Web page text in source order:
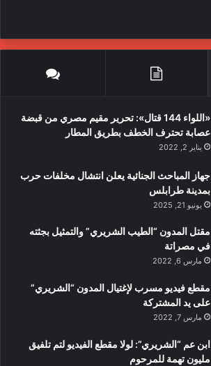
«اللواء 144 قتال»: تحرير مقيم مصري من قبضة
عصابة تحترف الخطف بطريق المطار
يناير 2, 2022
جهاز المباحث الجنائية يعلن انتشال مخلفات حرب
بمدينة طرابلس
يونيو 21, 2025
مقتل المدون “الطيب الشريري” والتمثيل بجثته
في مصراتة
مارس 6, 2022
مقطع فيديو مسرب لإغتيال المدون “الشريري”
على يد المشتركة
مارس 7, 2022
ابن عم “الشريري”: لولا مقطع الفيديو لتم تلفيق
مليون تهمة للمرحوم